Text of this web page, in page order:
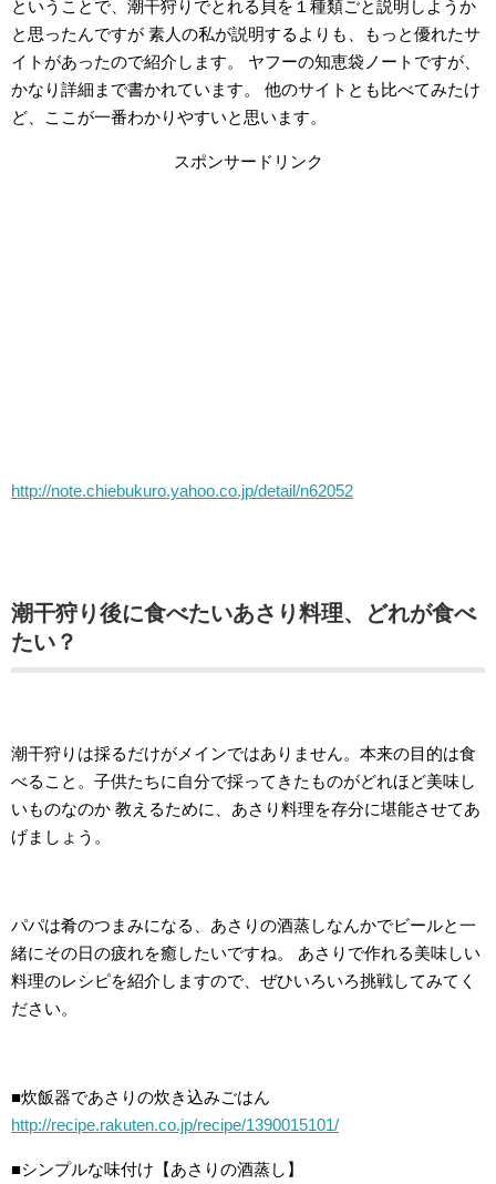
ということで、潮干狩りでとれる貝を１種類ごと説明しようか
と思ったんですが 素人の私が説明するよりも、もっと優れたサ
イトがあったので紹介します。 ヤフーの知恵袋ノートですが、
かなり詳細まで書かれています。 他のサイトとも比べてみたけ
ど、ここが一番わかりやすいと思います。
スポンサードリンク
http://note.chiebukuro.yahoo.co.jp/detail/n62052
潮干狩り後に食べたいあさり料理、どれが食べ
たい？
潮干狩りは採るだけがメインではありません。本来の目的は食
べること。子供たちに自分で採ってきたものがどれほど美味し
いものなのか 教えるために、あさり料理を存分に堪能させてあ
げましょう。
パパは肴のつまみになる、あさりの酒蒸しなんかでビールと一
緒にその日の疲れを癒したいですね。 あさりで作れる美味しい
料理のレシピを紹介しますので、ぜひいろいろ挑戦してみてく
ださい。
■炊飯器であさりの炊き込みごはん
http://recipe.rakuten.co.jp/recipe/1390015101/
■シンプルな味付け【あさりの酒蒸し】